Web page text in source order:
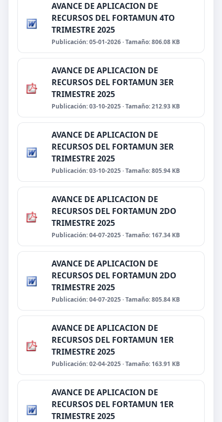
AVANCE DE APLICACION DE
RECURSOS DEL FORTAMUN 4TO
TRIMESTRE 2025
Publicación: 05-01-2026 · Tamaño: 806.08 KB
AVANCE DE APLICACION DE
RECURSOS DEL FORTAMUN 3ER
TRIMESTRE 2025
Publicación: 03-10-2025 · Tamaño: 212.93 KB
AVANCE DE APLICACION DE
RECURSOS DEL FORTAMUN 3ER
TRIMESTRE 2025
Publicación: 03-10-2025 · Tamaño: 805.94 KB
AVANCE DE APLICACION DE
RECURSOS DEL FORTAMUN 2DO
TRIMESTRE 2025
Publicación: 04-07-2025 · Tamaño: 167.34 KB
AVANCE DE APLICACION DE
RECURSOS DEL FORTAMUN 2DO
TRIMESTRE 2025
Publicación: 04-07-2025 · Tamaño: 805.84 KB
AVANCE DE APLICACION DE
RECURSOS DEL FORTAMUN 1ER
TRIMESTRE 2025
Publicación: 02-04-2025 · Tamaño: 163.91 KB
AVANCE DE APLICACION DE
RECURSOS DEL FORTAMUN 1ER
TRIMESTRE 2025